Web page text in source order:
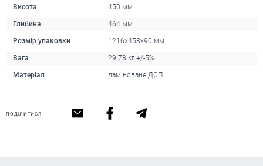
Висота 450 мм
Глибина 464 мм
Розмір упаковки 1216х458х90 мм
Вага 29.78 кг +/-5%
Матеріал ламіноване ДСП
ПОДІЛИТИСЯ